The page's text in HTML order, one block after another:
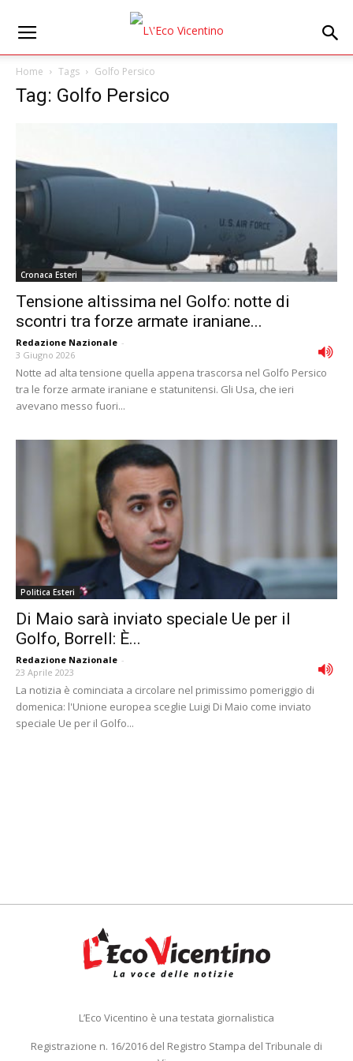
Home Tags Golfo Persico
Tag: Golfo Persico
Cronaca Esteri
Tensione altissima nel Golfo: notte di
scontri tra forze armate iraniane...
Redazione Nazionale -
3 Giugno 2026
Notte ad alta tensione quella appena trascorsa nel Golfo Persico
tra le forze armate iraniane e statunitensi. Gli Usa, che ieri
avevano messo fuori...
Politica Esteri
Di Maio sarà inviato speciale Ue per il
Golfo, Borrell: È...
Redazione Nazionale -
23 Aprile 2023
La notizia è cominciata a circolare nel primissimo pomeriggio di
domenica: l'Unione europea sceglie Luigi Di Maio come inviato
speciale Ue per il Golfo...
L’Eco Vicentino è una testata giornalistica
Registrazione n. 16/2016 del Registro Stampa del Tribunale di